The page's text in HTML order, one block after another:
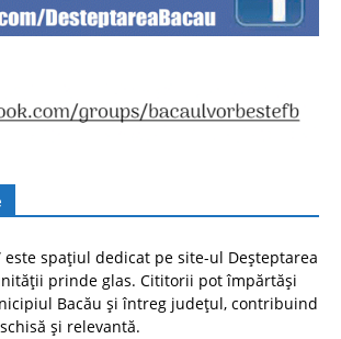
este spațiul dedicat pe site-ul Deșteptarea
prinde glas. Cititorii pot împărtăși
Bacău și întreg județul, contribuind
și relevantă.